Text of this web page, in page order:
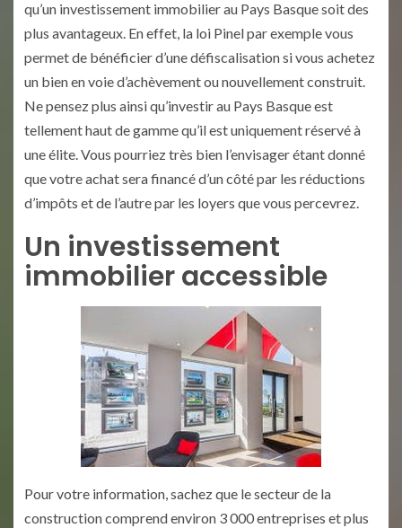
qu’un investissement immobilier au Pays Basque soit des
plus avantageux. En effet, la loi Pinel par exemple vous
permet de bénéficier d’une défiscalisation si vous achetez
un bien en voie d’achèvement ou nouvellement construit.
Ne pensez plus ainsi qu’investir au Pays Basque est
tellement haut de gamme qu’il est uniquement réservé à
une élite. Vous pourriez très bien l’envisager étant donné
que votre achat sera financé d’un côté par les réductions
d’impôts et de l’autre par les loyers que vous percevrez.
Un investissement
immobilier accessible
Pour votre information, sachez que le secteur de la
construction comprend environ 3 000 entreprises et plus